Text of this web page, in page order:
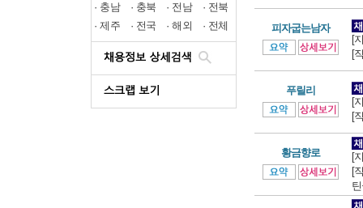
· 충남 · 충북 · 전남 · 전북
· 제주 · 전국 · 해외 · 전체
피자굽는남자
[
[
푸릴리
[
[
황금향로
[
[